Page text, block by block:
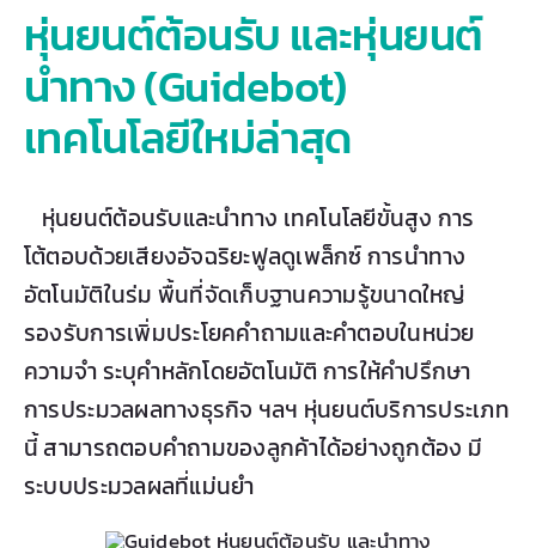
หุ่นยนต์ต้อนรับ และหุ่นยนต์
นำทาง (Guidebot)
เทคโนโลยีใหม่ล่าสุด
หุ่นยนต์ต้อนรับและนำทาง เทคโนโลยีขั้นสูง การ
โต้ตอบด้วยเสียงอัจฉริยะฟูลดูเพล็กซ์ การนำทาง
อัตโนมัติในร่ม พื้นที่จัดเก็บฐานความรู้ขนาดใหญ่
รองรับการเพิ่มประโยคคำถามและคำตอบในหน่วย
ความจำ ระบุคำหลักโดยอัตโนมัติ การให้คำปรึกษา
การประมวลผลทางธุรกิจ ฯลฯ หุ่นยนต์บริการประเภท
นี้ สามารถตอบคำถามของลูกค้าได้อย่างถูกต้อง มี
ระบบประมวลผลที่แม่นยำ